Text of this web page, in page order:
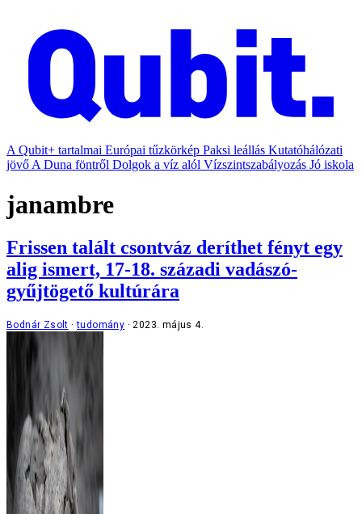
A Qubit+ tartalmai Európai tűzkörkép Paksi leállás Kutatóhálózati
jövő A Duna föntről Dolgok a víz alól Vízszintszabályozás Jó iskola
janambre
Frissen talált csontváz deríthet fényt egy
alig ismert, 17-18. századi vadászó-
gyűjtögető kultúrára
Bodnár Zsolt tudomány 2023. május 4.